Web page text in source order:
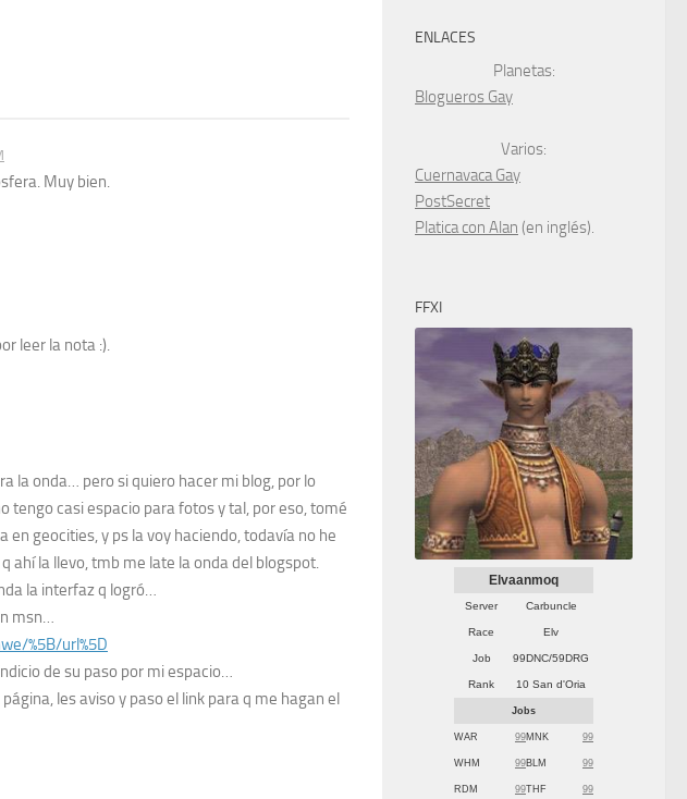
Muy bien.
leer la nota :).
la onda… pero si quiero hacer mi blog, por lo
tengo casi espacio para fotos y tal, por eso, tomé
geocities, y ps la voy haciendo, todavía no he
ahí la llevo, tmb me late la onda del blogspot.
la interfaz q logró…
msn…
%5B/url%5D
de su paso por mi espacio…
les aviso y paso el link para q me hagan el
ENLACES
Planetas:
Blogueros Gay
Varios:
Cuernavaca Gay
PostSecret
Platica con Alan (en inglés).
FFXI
Elvaanmoq
Server Carbuncle
Race Elv
Job 99DNC/59DRG
Rank 10 San d'Oria
Jobs
WAR 99MNK 99
WHM 99BLM 99
RDM 99THF 99